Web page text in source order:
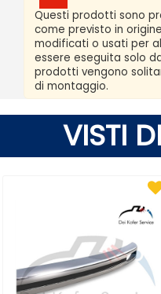
Questi prodotti sono
come previsto in
modificati o usati per
essere eseguita solo
prodotti vengono
di montaggio.
VISTI